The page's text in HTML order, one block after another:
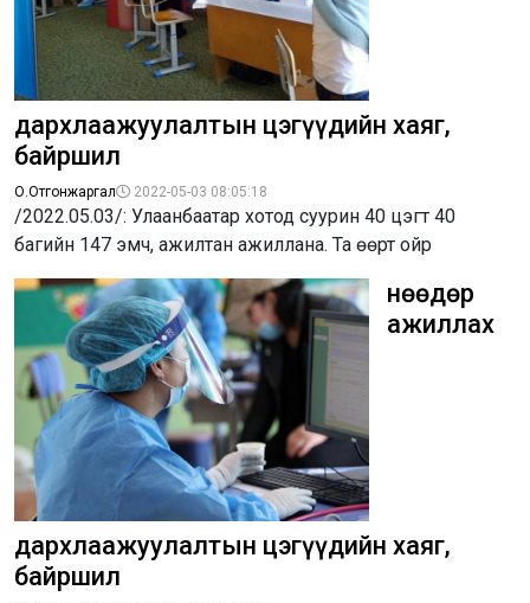
дархлаажуулалтын цэгүүдийн хаяг,
байршил
О.Отгонжаргал 2022-05-03 08:05:18
/2022.05.03/: Улаанбаатар хотод суурин 40 цэгт 40
багийн 147 эмч, ажилтан ажиллана. Та өөрт ойр
Өнөөдөр
ажиллах
дархлаажуулалтын цэгүүдийн хаяг,
байршил